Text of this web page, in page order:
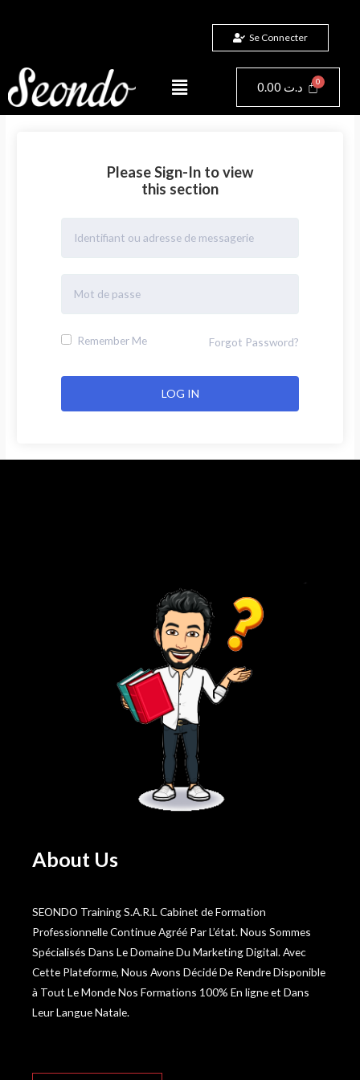
Se Connecter
Menu 0.00 د.ت Panier
Please Sign-In to view
this section
Remember Me Forgot Password?
About Us
SEONDO Training S.A.R.L Cabinet de Formation
Professionnelle Continue Agréé Par L’état. Nous Sommes
Spécialisés Dans Le Domaine Du Marketing Digital. Avec
Cette Plateforme, Nous Avons Décidé De Rendre Disponible
à Tout Le Monde Nos Formations 100% En ligne et Dans
Leur Langue Natale.